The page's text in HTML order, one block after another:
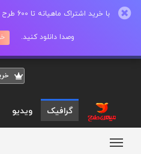
با
وصدا دانلود کنید.
گرافیک ویدیو